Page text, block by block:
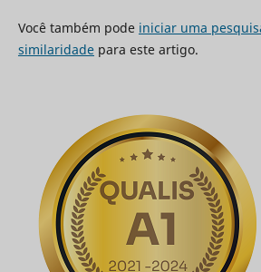
Você também pode iniciar uma
similaridadepara este artigo.